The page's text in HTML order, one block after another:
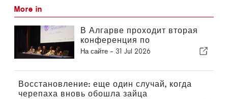
More in
В Алгарве проходит вторая
конференция по
нейроинтенсивной терапии
На сайте - 31 Jul 2026
Восстановление: еще один случай, когда
черепаха вновь обошла зайца